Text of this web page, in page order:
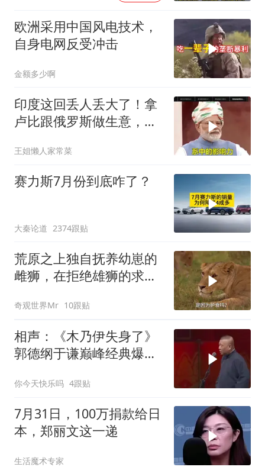
欧洲采用中国风电技术，
自身电网反受冲击
金额多少啊
印度这回丢人丢大了！拿
卢比跟俄罗斯做生意，结
王姐懒人家常菜
赛力斯7月份到底咋了？
大秦论道 2374跟贴
荒原之上独自抚养幼崽的
雌狮，在拒绝雄狮的求偶
奇观世界Mr 10跟贴
相声：《木乃伊失身了》
郭德纲于谦巅峰经典爆笑
你今天快乐吗 4跟贴
7月31日，100万捐款给日
本，郑丽文这一递
生活魔术专家